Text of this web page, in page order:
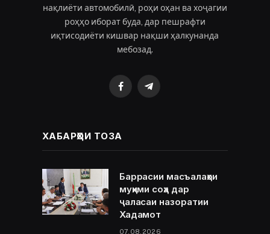
нақлиёти автомобилӣ, роҳи оҳан ва хоҷагии
роҳҳо иборат буда, дар пешрафти
иқтисодиёти кишвар нақши ҳалкунанда
мебозад.
FacebookTelegram
ХАБАРҲОИ ТОЗА
Баррасии масъалаҳои
муҳими соҳа дар
ҷаласаи назоратии
Хадамот
07.08.2026